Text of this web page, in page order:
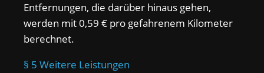
Entfernungen, die darüber hinaus gehen,
werden mit 0,59 € pro gefahrenem Kilometer
berechnet.
§ 5 Weitere Leistungen